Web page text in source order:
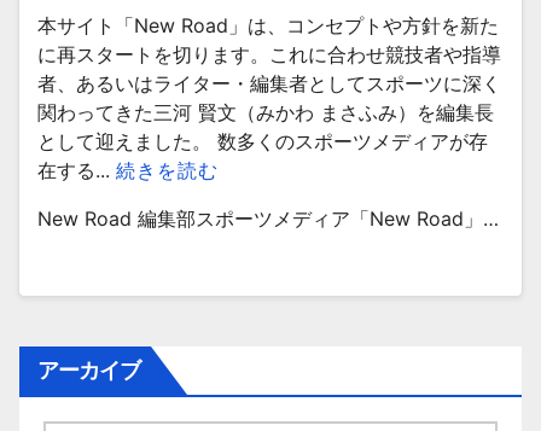
本サイト「New Road」は、コンセプトや方針を新た
に再スタートを切ります。これに合わせ競技者や指導
者、あるいはライター・編集者としてスポーツに深く
関わってきた三河 賢文（みかわ まさふみ）を編集長
として迎えました。 数多くのスポーツメディアが存
在する... 続きを読む
New Road 編集部スポーツメディア「New Road」…
アーカイブ